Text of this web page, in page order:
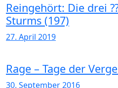
Reingehört: Die drei
Sturms (197)
27. April 2019
Rage – Tage der
30. September 2016